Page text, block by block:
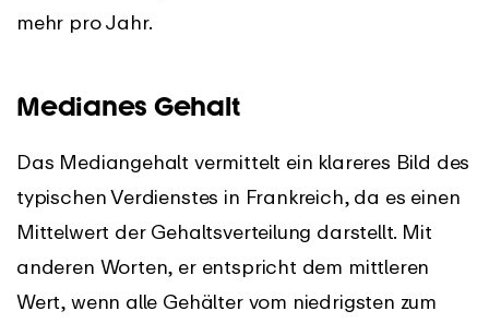
mehr pro Jahr.
Medianes Gehalt
Das Mediangehalt vermittelt ein klareres Bild des
typischen Verdienstes in Frankreich, da es einen
Mittelwert der Gehaltsverteilung darstellt. Mit
anderen Worten, er entspricht dem mittleren
Wert, wenn alle Gehälter vom niedrigsten zum